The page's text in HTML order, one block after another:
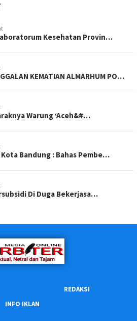
Kesehatan Provin…
KEMATIAN ALMARHUM PO…
Warung ‘Aceh&#…
Kota Bandung : Bahas Pembe…
Di Duga Bekerjasa…
REDAKSI
INFO IKLAN